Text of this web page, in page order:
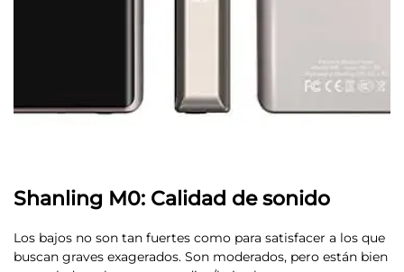
Shanling M0: Calidad de sonido
Los bajos no son tan fuertes como para satisfacer a los que
buscan graves exagerados. Son moderados, pero están bien